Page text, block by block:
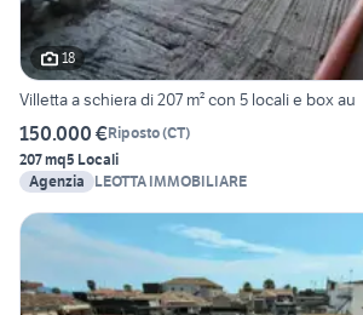
18
Villetta a schiera di 207 m² con 5 locali e box au
150.000 €Riposto(CT)
207 mq5 Locali
Agenzia
LEOTTA IMMOBILIARE